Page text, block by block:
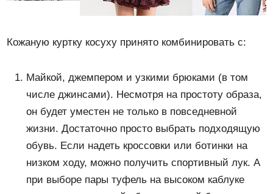
Кожаную куртку косуху принято комбинировать с:
Майкой, джемпером и узкими брюками (в том
числе джинсами). Несмотря на простоту образа,
он будет уместен не только в повседневной
жизни. Достаточно просто выбрать подходящую
обувь. Если надеть кроссовки или ботинки на
низком ходу, можно получить спортивный лук. А
при выборе пары туфель на высоком каблуке